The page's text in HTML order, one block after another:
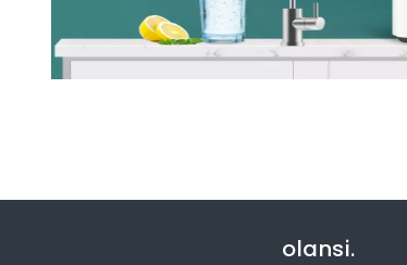
olansi.